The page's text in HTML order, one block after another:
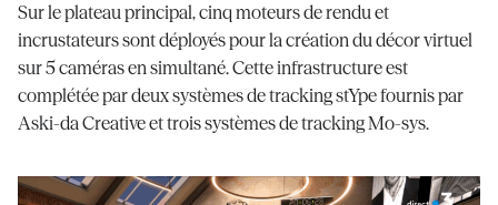
Sur le plateau principal, cinq moteurs de rendu et
incrustateurs sont déployés pour la création du décor virtuel
sur 5 caméras en simultané. Cette infrastructure est
complétée par deux systèmes de tracking stYpe fournis par
Aski-da Creative et trois systèmes de tracking Mo-sys.